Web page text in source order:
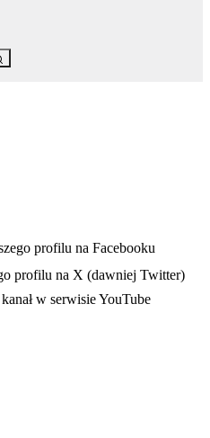
nowej karcieprofilu na Facebooku
profilu na X (dawniej Twitter)
nowej karciew serwisie YouTube